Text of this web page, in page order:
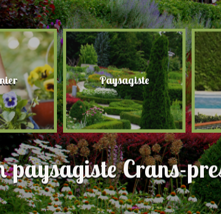
Paysagiste
paysagiste Crans-